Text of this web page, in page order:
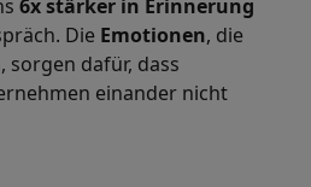
6x stärker in Erinnerung
Die Emotionen, die
sorgen dafür, dass
einander nicht